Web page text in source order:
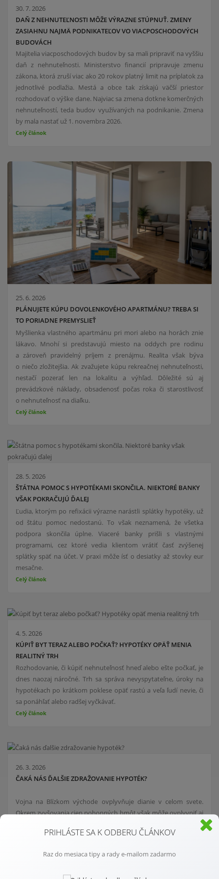
30. 7. 2026
DAŇ Z NEHNUTEĽNOSTI MÔŽE VÝRAZNE STÚPNUŤ. ZMENY
ZASIAHNU NAJMÄ PODNIKATEĽOV VO VIACPOSCHODOVÝCH
BUDOVÁCH
Majitelia viacposchodových budov by sa mali pripraviť na vyššiu
daň z nehnuteľnosti. Ministerstvo financií pripravuje zmenu
zákona, ktorá zruší viac ako 20 rokov platný limit na príplatok za
jednotlivé podlažia. Mestá a obce tak získajú väčší priestor
rozhodovať o výške dane. Najviac sa zmena dotkne komerčných
nehnuteľností, teda budov využívaných na podnikanie. Zmena
by mala nastať už 1. novembra 2026.
Celý článok
25. 6. 2026
PLÁNUJETE KÚPU DOVOLENKOVÉHO APARTMÁNU? TREBA SI
TO PORIADNE PREMYSLIEŤ
Myšlienka vlastného apartmánu pri mori alebo na horách znie
lákavo. Mnohí si predstavujú miesto na oddych pre rodinu
a zároveň pravidelný príjem z prenájmu. Realita však býva
o niečo zložitejšia. Ak zvažujete kúpu rekreačnej nehnuteľnosti,
nestačí pozerať len na lokalitu a výhľad. Dôležité sú aj
prevádzkové náklady, obsadenosť počas roka či starostlivosť
o nehnuteľnosť na diaľku.
Celý článok
28. 5. 2026
ŠTÁTNA POMOC S HYPOTÉKAMI SKONČILA. NIEKTORÉ BANKY
VŠAK POKRAČUJÚ ĎALEJ
Ľudia, ktorým po refixácii výrazne narástli splátky hypotéky, už
od štátu pomoc nedostanú. To však neznamená, že všetka
podpora skončila úplne. Viaceré banky prišli s vlastnými
programami, cez ktoré vedia klientom vrátiť časť zvýšenej
splátky späť na účet. V praxi môže ísť o desiatky až stovky eur
mesačne.
Celý článok
4. 5. 2026
KÚPIŤ BYT TERAZ ALEBO POČKAŤ? HYPOTÉKY OPÄŤ MENIA
REALITNÝ TRH
Rozhodovanie, či kúpiť nehnuteľnosť hneď alebo ešte počkať, je
dnes naozaj náročné. Trh sa správa nevyspytateľne, úroky na
hypotékach po krátkom poklese opäť rastú a veľa ľudí nevie, či
sa ponáhľať alebo radšej vyčkávať.
Celý článok
26. 3. 2026
ČAKÁ NÁS ĎALŠIE ZDRAŽOVANIE HYPOTÉK?
Vojna na Blízkom východe ovplyvňuje dianie v celom svete.
Okrem zvyšovania cien pohonných hmôt však môže ovplyvniť aj
ďalšie oblasti, pravdepodobne sa budú dvíhať aj ceny energií
a jednou ovplyvnených oblastí budú tak pravdepodobne aj
Celý článok
PRIHLÁSTE SA K ODBERU ČLÁNKOV
Raz do mesiaca tipy a rady e-mailom zadarmo